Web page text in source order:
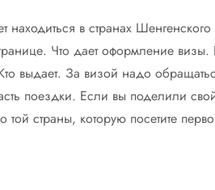
в странах
Что дает оформление
выдает. За визой надо
поездки. Если вы поделили
той страны, которую посетите